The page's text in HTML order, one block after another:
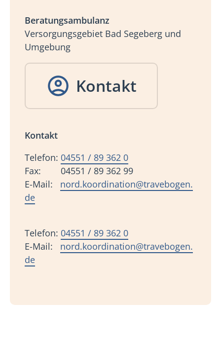
Beratungsambulanz
Versorgungsgebiet Bad Segeberg und
Umgebung
Kontakt
Kontakt
Telefon: 04551 / 89 362 0
Fax: 04551 / 89 362 99
E-Mail: nord.koordination@travebogen.
de
Telefon: 04551 / 89 362 0
E-Mail: nord.koordination@travebogen.
de